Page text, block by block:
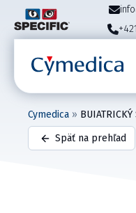
Cymedica »
Späť na prehľad